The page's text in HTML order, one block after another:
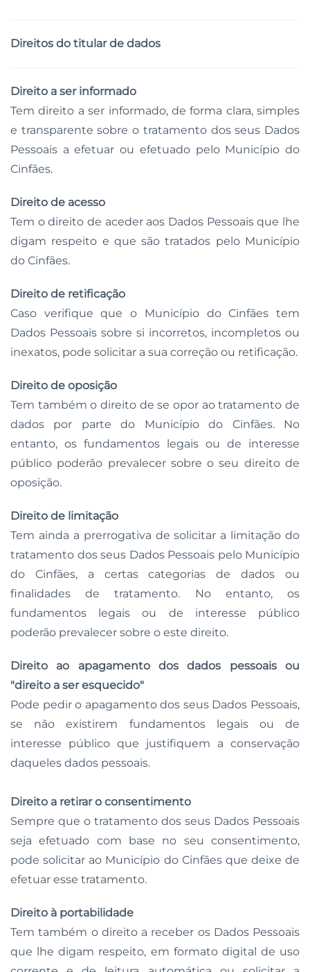
Direitos do titular de dados
Direito a ser informado
Tem direito a ser informado, de forma clara, simples
e transparente sobre o tratamento dos seus Dados
Pessoais a efetuar ou efetuado pelo Município do
Cinfães.
Direito de acesso
Tem o direito de aceder aos Dados Pessoais que lhe
digam respeito e que são tratados pelo Município
do Cinfães.
Direito de retificação
Caso verifique que o Município do Cinfães tem
Dados Pessoais sobre si incorretos, incompletos ou
inexatos, pode solicitar a sua correção ou retificação.
Direito de oposição
Tem também o direito de se opor ao tratamento de
dados por parte do Município do Cinfães. No
entanto, os fundamentos legais ou de interesse
público poderão prevalecer sobre o seu direito de
oposição.
Direito de limitação
Tem ainda a prerrogativa de solicitar a limitação do
tratamento dos seus Dados Pessoais pelo Município
do Cinfães, a certas categorias de dados ou
finalidades de tratamento. No entanto, os
fundamentos legais ou de interesse público
poderão prevalecer sobre o este direito.
Direito ao apagamento dos dados pessoais ou
"direito a ser esquecido"
Pode pedir o apagamento dos seus Dados Pessoais,
se não existirem fundamentos legais ou de
interesse público que justifiquem a conservação
daqueles dados pessoais.
Direito a retirar o consentimento
Sempre que o tratamento dos seus Dados Pessoais
seja efetuado com base no seu consentimento,
pode solicitar ao Município do Cinfães que deixe de
efetuar esse tratamento.
Direito à portabilidade
Tem também o direito a receber os Dados Pessoais
que lhe digam respeito, em formato digital de uso